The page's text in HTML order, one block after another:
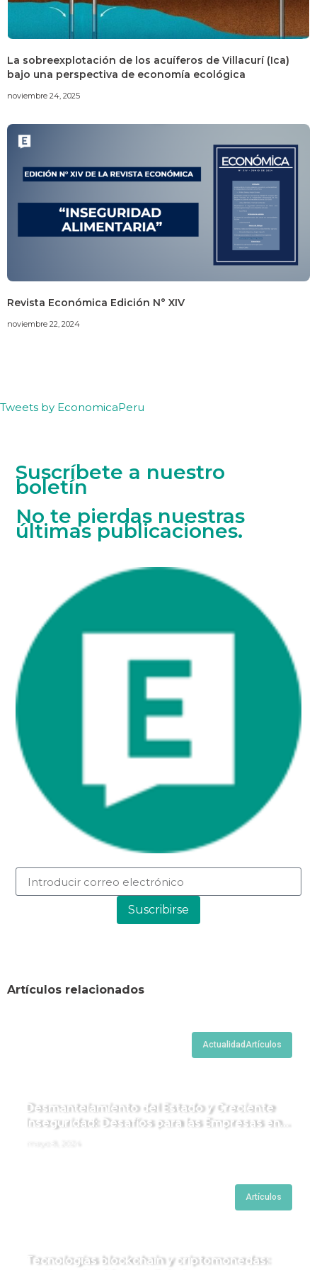
La sobreexplotación de los acuíferos de Villacurí (Ica)
bajo una perspectiva de economía ecológica
noviembre 24, 2025
Revista Económica Edición N° XIV
noviembre 22, 2024
Tweets by EconomicaPeru
Suscríbete a nuestro
boletín
No te pierdas nuestras
últimas publicaciones.
Suscribirse
Artículos relacionados
ActualidadArtículos
Desmantelamiento del Estado y Creciente
Inseguridad: Desafíos para las Empresas en
Artículos
Tecnologías blockchain y criptomonedas: